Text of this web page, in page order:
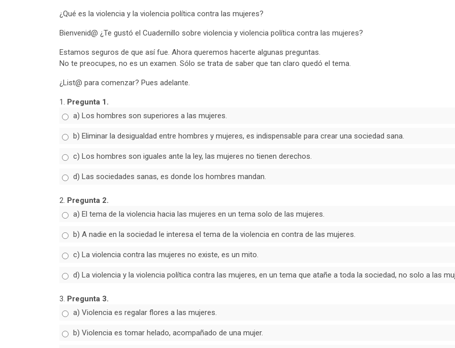
¿Qué es la violencia y la violencia política contra las mujeres?
Bienvenid@ ¿Te gustó el Cuadernillo sobre violencia y violencia política contra las mujeres?
Estamos seguros de que así fue. Ahora queremos hacerte algunas preguntas.
No te preocupes, no es un examen. Sólo se trata de saber que tan claro quedó el tema.
¿List@ para comenzar? Pues adelante.
1. Pregunta 1.
a) Los hombres son superiores a las mujeres.
b) Eliminar la desigualdad entre hombres y mujeres, es indispensable para crear una sociedad sana.
c) Los hombres son iguales ante la ley, las mujeres no tienen derechos.
d) Las sociedades sanas, es donde los hombres mandan.
2. Pregunta 2.
a) El tema de la violencia hacia las mujeres en un tema solo de las mujeres.
b) A nadie en la sociedad le interesa el tema de la violencia en contra de las mujeres.
c) La violencia contra las mujeres no existe, es un mito.
d) La violencia y la violencia política contra las mujeres, en un tema que atañe a toda la sociedad, no solo a las
3. Pregunta 3.
a) Violencia es regalar flores a las mujeres.
b) Violencia es tomar helado, acompañado de una mujer.